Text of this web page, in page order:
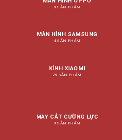
8 SẢN PHẨM
MÀN HÌNH SAMSUNG
4 SẢN PHẨM
KÍNH XIAOMI
25 SẢN PHẨM
MÁY CẮT CƯỜNG LỰC
9 SẢN PHẨM